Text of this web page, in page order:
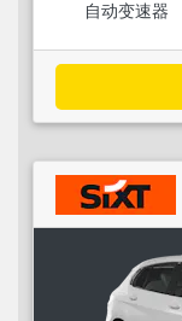
自动变速器